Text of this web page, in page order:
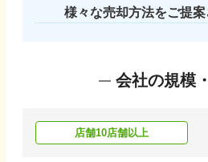
様々な売却方法をご提案
会社の規模
店舗10店舗以上